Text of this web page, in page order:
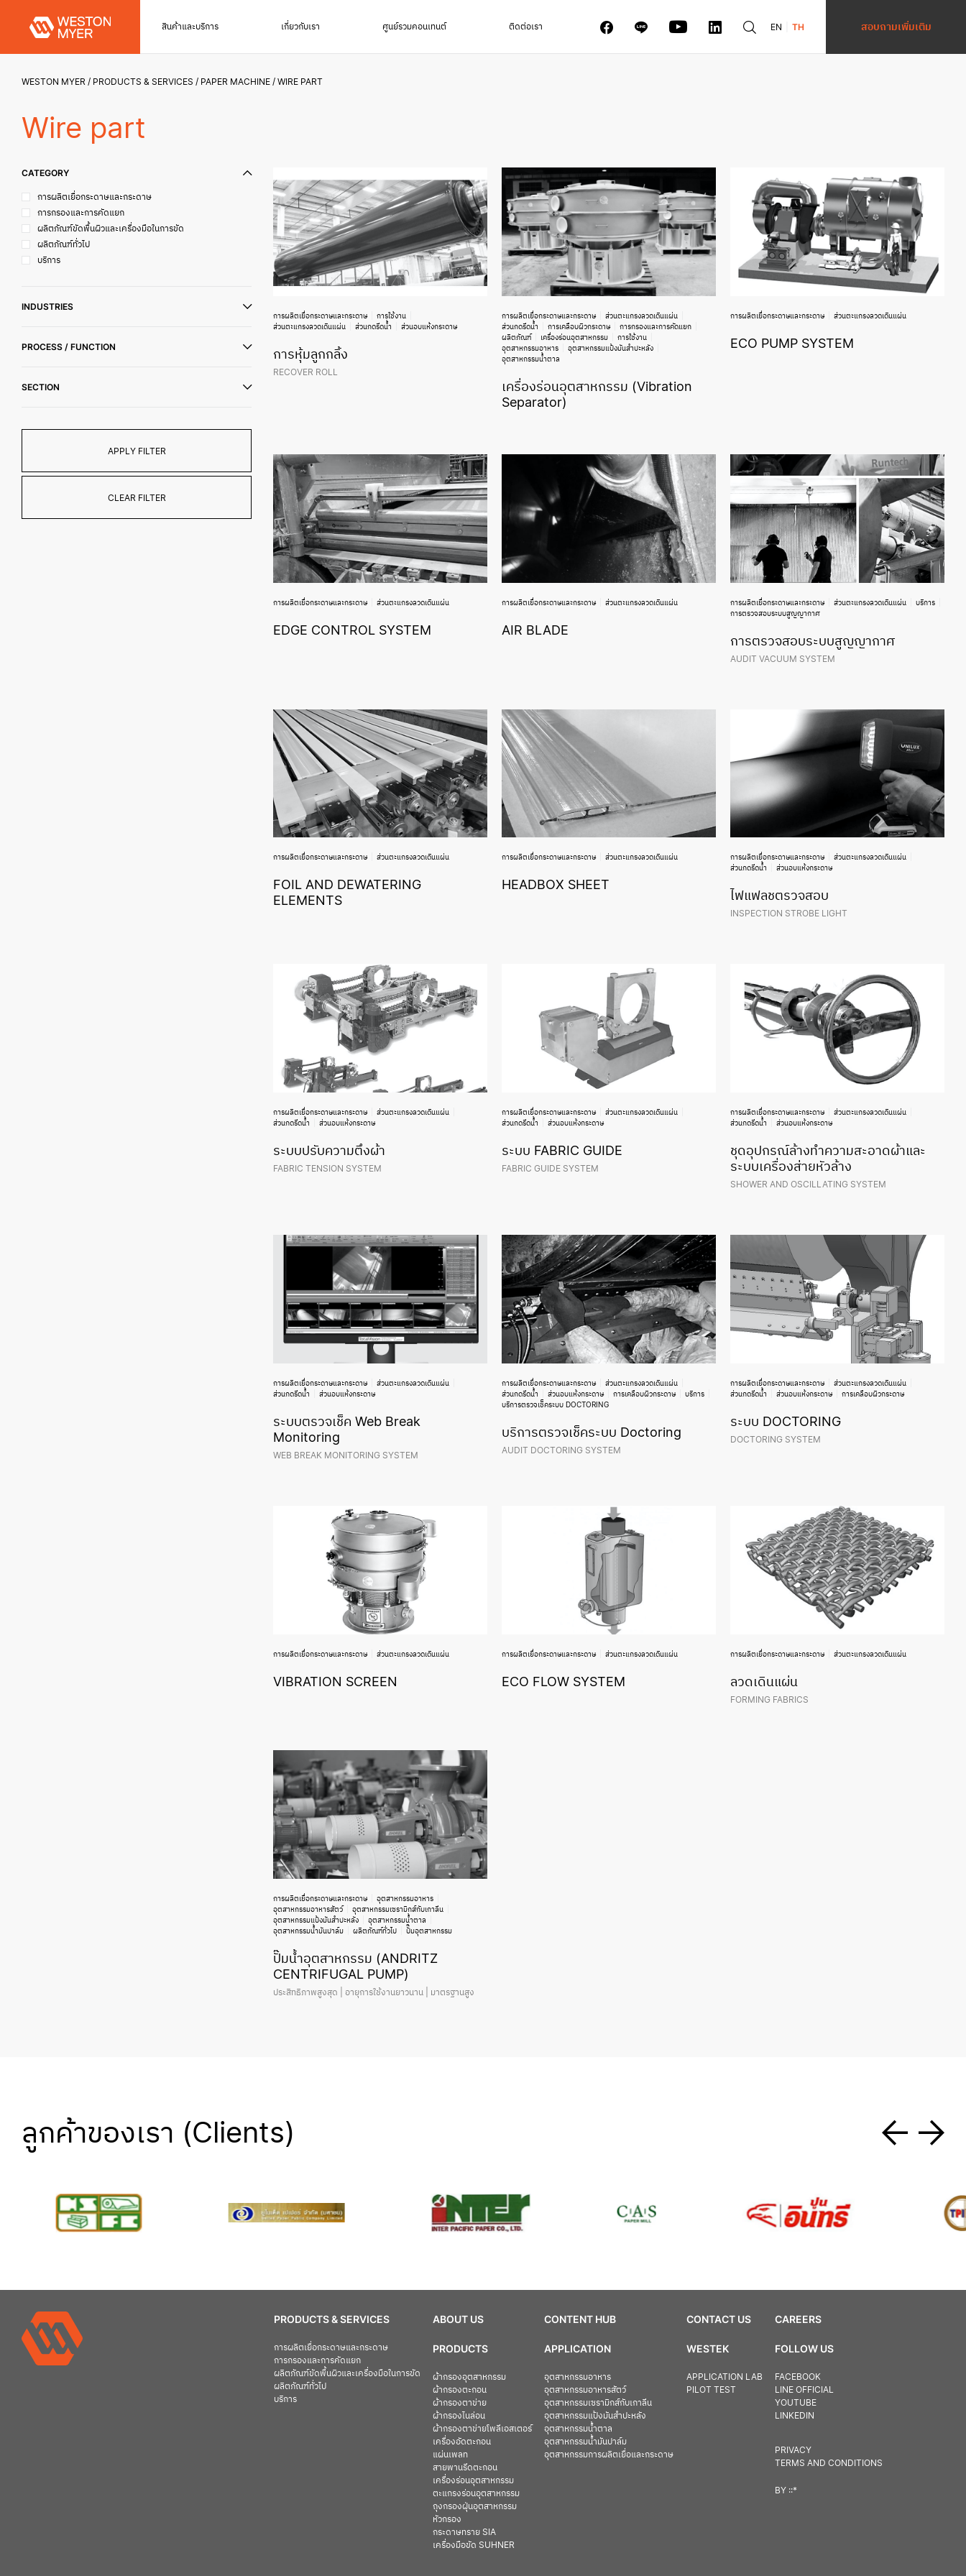
สินค้าและบริการ เกี่ยวกับเรา ศูนย์รวมคอนเทนต์ ติดต่อเรา EN TH สอบถามเพิ่มเติม
WESTON MYER PRODUCTS & SERVICES PAPER MACHINE WIRE PART
Wire part
CATEGORY
การผลิตเยื่อกระดาษและกระดาษ
การกรองและการคัดแยก
ผลิตภัณฑ์ขัดพื้นผิวและเครื่องมือในการขัด
ผลิตภัณฑ์ทั่วไป
บริการ
INDUSTRIES
PROCESS / FUNCTION
SECTION
APPLY FILTER
CLEAR FILTER
การผลิตเยื่อกระดาษและกระดาษ
การใช้งาน
ส่วนตะแกรงลวดเดินแผ่น
ส่วนกดรีดน้ำ ส่วนอบแห้งกระดาษ
การหุ้มลูกกลิ้ง
RECOVER ROLL
การผลิตเยื่อกระดาษและกระดาษ
ส่วนตะแกรงลวดเดินแผ่น
ส่วนกดรีดน้ำ
การเคลือบผิวกระดาษ
การกรองและการคัดแยก
ผลิตภัณฑ์
เครื่องร่อนอุตสาหกรรม
การใช้งาน
อุตสาหกรรมอาหาร
อุตสาหกรรมแป้งมันสำปะหลัง
อุตสาหกรรมน้ำตาล
เครื่องร่อนอุตสาหกรรม (Vibration
Separator)
การผลิตเยื่อกระดาษและกระดาษ ส่วนตะแกรงลวดเดินแผ่น
ECO PUMP SYSTEM
การผลิตเยื่อกระดาษและกระดาษ ส่วนตะแกรงลวดเดินแผ่น
EDGE CONTROL SYSTEM
การผลิตเยื่อกระดาษและกระดาษ ส่วนตะแกรงลวดเดินแผ่น
AIR BLADE
การผลิตเยื่อกระดาษและกระดาษ ส่วนตะแกรงลวดเดินแผ่น
บริการ
การตรวจสอบระบบสูญญากาศ
การตรวจสอบระบบสูญญากาศ
AUDIT VACUUM SYSTEM
การผลิตเยื่อกระดาษและกระดาษ ส่วนตะแกรงลวดเดินแผ่น
FOIL AND DEWATERING
ELEMENTS
การผลิตเยื่อกระดาษและกระดาษ ส่วนตะแกรงลวดเดินแผ่น
HEADBOX SHEET
การผลิตเยื่อกระดาษและกระดาษ
ส่วนตะแกรงลวดเดินแผ่น
ส่วนกดรีดน้ำ
ส่วนอบแห้งกระดาษ
ไฟแฟลชตรวจสอบ
INSPECTION STROBE LIGHT
การผลิตเยื่อกระดาษและกระดาษ
ส่วนตะแกรงลวดเดินแผ่น
ส่วนกดรีดน้ำ
ส่วนอบแห้งกระดาษ
ระบบปรับความตึงผ้า
FABRIC TENSION SYSTEM
การผลิตเยื่อกระดาษและกระดาษ
ส่วนตะแกรงลวดเดินแผ่น
ส่วนกดรีดน้ำ
ส่วนอบแห้งกระดาษ
ระบบ FABRIC GUIDE
FABRIC GUIDE SYSTEM
การผลิตเยื่อกระดาษและกระดาษ
ส่วนตะแกรงลวดเดินแผ่น
ส่วนกดรีดน้ำ
ส่วนอบแห้งกระดาษ
ชุดอุปกรณ์ล้างทำความสะอาดผ้าและ
ระบบเครื่องส่ายหัวล้าง
SHOWER AND OSCILLATING SYSTEM
การผลิตเยื่อกระดาษและกระดาษ
ส่วนตะแกรงลวดเดินแผ่น
ส่วนกดรีดน้ำ
ส่วนอบแห้งกระดาษ
ระบบตรวจเช็ค Web Break
Monitoring
WEB BREAK MONITORING SYSTEM
การผลิตเยื่อกระดาษและกระดาษ
ส่วนตะแกรงลวดเดินแผ่น
ส่วนกดรีดน้ำ
ส่วนอบแห้งกระดาษ การเคลือบผิวกระดาษ
บริการ
บริการตรวจเช็คระบบ DOCTORING
บริการตรวจเช็คระบบ Doctoring
AUDIT DOCTORING SYSTEM
การผลิตเยื่อกระดาษและกระดาษ
ส่วนตะแกรงลวดเดินแผ่น
ส่วนกดรีดน้ำ
ส่วนอบแห้งกระดาษ การเคลือบผิวกระดาษ
ระบบ DOCTORING
DOCTORING SYSTEM
การผลิตเยื่อกระดาษและกระดาษ ส่วนตะแกรงลวดเดินแผ่น
VIBRATION SCREEN
การผลิตเยื่อกระดาษและกระดาษ ส่วนตะแกรงลวดเดินแผ่น
ECO FLOW SYSTEM
การผลิตเยื่อกระดาษและกระดาษ ส่วนตะแกรงลวดเดินแผ่น
ลวดเดินแผ่น
FORMING FABRICS
การผลิตเยื่อกระดาษและกระดาษ
อุตสาหกรรมอาหาร
อุตสาหกรรมอาหารสัตว์
อุตสาหกรรมเซรามิกส์กับเกาลีน
อุตสาหกรรมแป้งมันสำปะหลัง
อุตสาหกรรมน้ำตาล
อุตสาหกรรมน้ำมันปาล์ม
ผลิตภัณฑ์ทั่วไป ปั๊มอุตสาหกรรม
ปั๊มน้ำอุตสาหกรรม (ANDRITZ
CENTRIFUGAL PUMP)
ประสิทธิภาพสูงสุด | อายุการใช้งานยาวนาน | มาตรฐานสูง
ลูกค้าของเรา (Clients)
PRODUCTS & SERVICES
การผลิตเยื่อกระดาษและกระดาษ
การกรองและการคัดแยก
ผลิตภัณฑ์ขัดพื้นผิวและเครื่องมือในการขัด
ผลิตภัณฑ์ทั่วไป
บริการ
ABOUT US
PRODUCTS
ผ้ากรองอุตสาหกรรม
ผ้ากรองตะกอน
ผ้ากรองตาข่าย
ผ้ากรองไนล่อน
ผ้ากรองตาข่ายโพลีเอสเตอร์
เครื่องอัดตะกอน
แผ่นเพลท
สายพานรีดตะกอน
เครื่องร่อนอุตสาหกรรม
ตะแกรงร่อนอุตสาหกรรม
ถุงกรองฝุ่นอุตสาหกรรม
หัวกรอง
กระดาษทราย SIA
เครื่องมือขัด SUHNER
CONTENT HUB
APPLICATION
อุตสาหกรรมอาหาร
อุตสาหกรรมอาหารสัตว์
อุตสาหกรรมเซรามิกส์กับเกาลีน
อุตสาหกรรมแป้งมันสำปะหลัง
อุตสาหกรรมน้ำตาล
อุตสาหกรรมน้ำมันปาล์ม
อุตสาหกรรมการผลิตเยื่อและกระดาษ
CONTACT US
WESTEK
APPLICATION LAB
PILOT TEST
CAREERS
FOLLOW US
FACEBOOK
LINE OFFICIAL
YOUTUBE
LINKEDIN
PRIVACY
TERMS AND CONDITIONS
BY ::*